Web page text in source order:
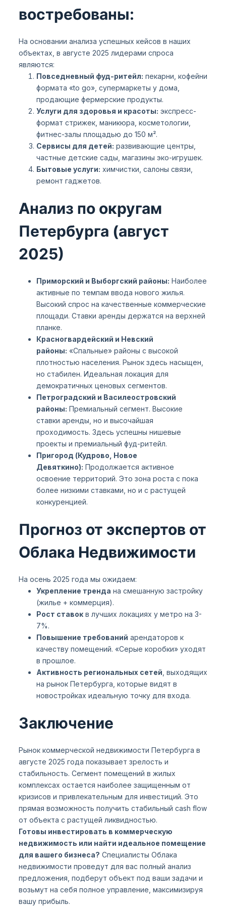
востребованы:
На основании анализа успешных кейсов в наших
объектах, в августе 2025 лидерами спроса
являются:
Повседневный фуд-ритейл: пекарни, кофейни
формата «to go», супермаркеты у дома,
продающие фермерские продукты.
Услуги для здоровья и красоты: экспресс-
формат стрижек, маникюра, косметологии,
фитнес-залы площадью до 150 м².
Сервисы для детей: развивающие центры,
частные детские сады, магазины эко-игрушек.
Бытовые услуги: химчистки, салоны связи,
ремонт гаджетов.
Анализ по округам
Петербурга (август
2025)
Приморский и Выборгский районы: Наиболее
активные по темпам ввода нового жилья.
Высокий спрос на качественные коммерческие
площади. Ставки аренды держатся на верхней
планке.
Красногвардейский и Невский
районы: «Спальные» районы с высокой
плотностью населения. Рынок здесь насыщен,
но стабилен. Идеальная локация для
демократичных ценовых сегментов.
Петроградский и Василеостровский
районы: Премиальный сегмент. Высокие
ставки аренды, но и высочайшая
проходимость. Здесь успешны нишевые
проекты и премиальный фуд-ритейл.
Пригород (Кудрово, Новое
Девяткино): Продолжается активное
освоение территорий. Это зона роста с пока
более низкими ставками, но и с растущей
конкуренцией.
Прогноз от экспертов от
Облака Недвижимости
На осень 2025 года мы ожидаем:
Укрепление тренда на смешанную застройку
(жилье + коммерция).
Рост ставокв лучших локациях у метро на 3-
7%.
Повышение требований арендаторов к
качеству помещений. «Серые коробки» уходят
в прошлое.
Активность региональных сетей , выходящих
на рынок Петербурга, которые видят в
новостройках идеальную точку для входа.
Заключение
Рынок коммерческой недвижимости Петербурга в
августе 2025 года показывает зрелость и
стабильность. Сегмент помещений в жилых
комплексах остается наиболее защищенным от
кризисов и привлекательным для инвестиций. Это
прямая возможность получить стабильный cash flow
от объекта с растущей ликвидностью.
Готовы инвестировать в коммерческую
недвижимость или найти идеальное помещение
для вашего бизнеса? Специалисты Облака
недвижимости проведут для вас полный анализ
предложения, подберут объект под ваши задачи и
возьмут на себя полное управление, максимизируя
вашу прибыль.